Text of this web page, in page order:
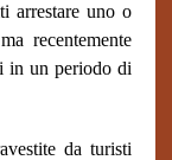
arrestare uno o
recentemente
in un periodo di
da turisti